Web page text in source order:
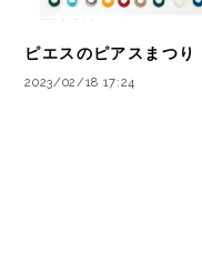
ピエスのピアスまつ
2023/02/18 17:24